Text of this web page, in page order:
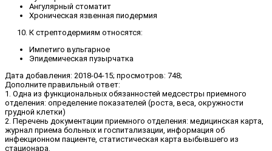
Ангулярный стоматит
Хроническая язвенная пиодермия
К стрептодермиям относятся:
Импетиго вульгарное
Эпидемическая пузырчатка
Дата добавления: 2018-04-15; просмотров: 748;
Дополните правильный ответ:
1. Одна из функциональных обязанностей медсестры приемного
отделения: определение показателей (роста, веса, окружности
грудной клетки)
2. Перечень документации приемного отделения: медицинская карта,
журнал приема больных и госпитализации, информация об
инфекционном пациенте, статистическая карта выбывшего из
стационара.